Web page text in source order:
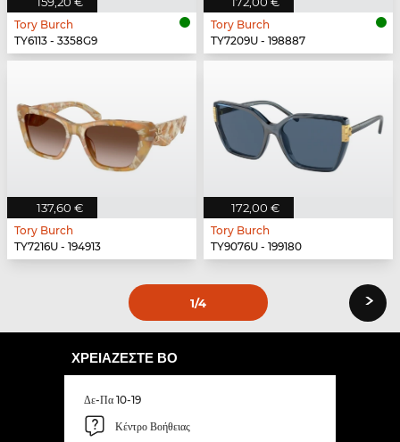
Tory Burch
TY6113 - 3358G9
Tory Burch
TY7209U - 198887
137,60 €
Tory Burch
TY7216U - 194913
172,00 €
Tory Burch
TY9076U - 199180
1/4 ›
ΧΡΕΙΆΖΕΣΤΕ ΒΟ
Δε-Πα 10-19
Κέντρο Βοήθειας